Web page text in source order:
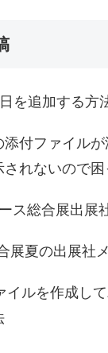
を追加する方
添付ファイル
されないので
ス総合展出展
展夏の出展社
イルを作成し